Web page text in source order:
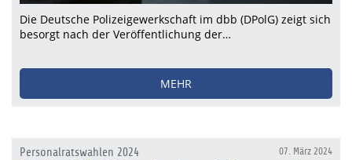
Die Deutsche Polizeigewerkschaft im dbb (DPolG) zeigt sich
besorgt nach der Veröffentlichung der…
MEHR
07. März 2024
Personalratswahlen 2024